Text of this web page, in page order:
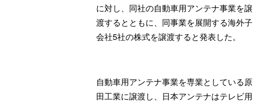
に対し、同社の自動車用アンテナ事業を譲
渡するとともに、同事業を展開する海外子
会社5社の株式を譲渡すると発表した。
自動車用アンテナ事業を専業としている原
田工業に譲渡し、日本アンテナはテレビ用